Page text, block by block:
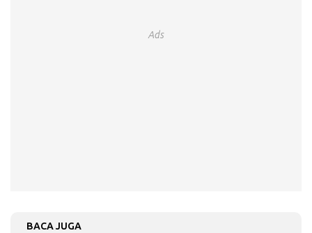
Ads
BACA JUGA